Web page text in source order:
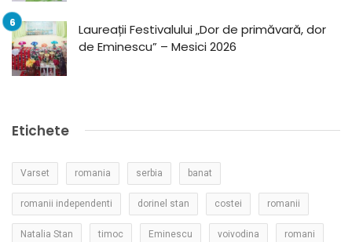
Laureații Festivalului „Dor de primăvară, dor
de Eminescu” – Mesici 2026
Etichete
Varset romania serbia banat
romanii independenti dorinel stan costei romanii
Natalia Stan timoc Eminescu voivodina romani